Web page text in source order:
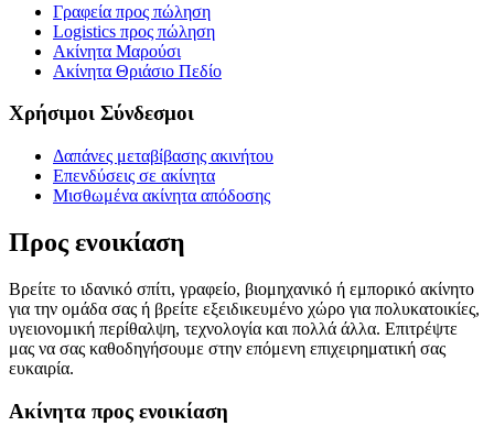
Γραφεία προς πώληση
Logistics προς πώληση
Ακίνητα Μαρούσι
Ακίνητα Θριάσιο Πεδίο
Χρήσιμοι Σύνδεσμοι
Δαπάνες μεταβίβασης ακινήτου
Επενδύσεις σε ακίνητα
Μισθωμένα ακίνητα απόδοσης
Προς ενοικίαση
Βρείτε το ιδανικό σπίτι, γραφείο, βιομηχανικό ή εμπορικό ακίνητο
για την ομάδα σας ή βρείτε εξειδικευμένο χώρο για πολυκατοικίες,
υγειονομική περίθαλψη, τεχνολογία και πολλά άλλα. Επιτρέψτε
μας να σας καθοδηγήσουμε στην επόμενη επιχειρηματική σας
ευκαιρία.
Ακίνητα προς ενοικίαση